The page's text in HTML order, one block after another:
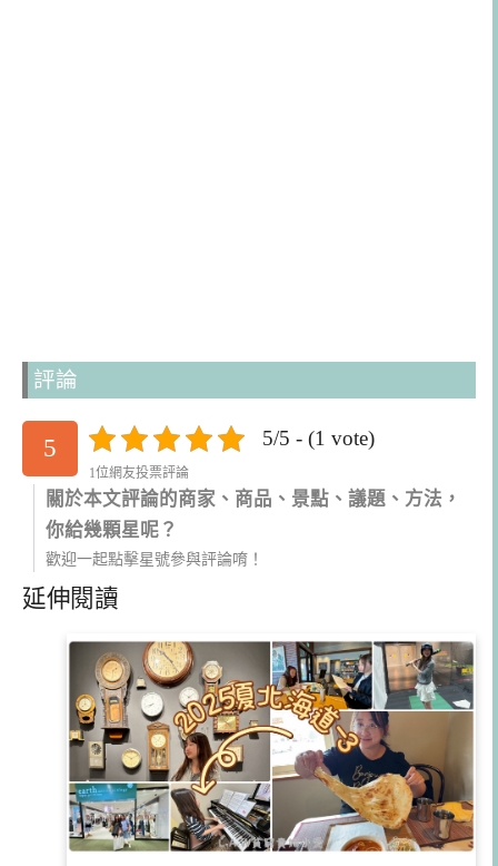
評論
5 5/5 - (1 vote)
1位網友投票評論
關於本文評論的商家、商品、景點、議題、方法，
你給幾顆星呢？
歡迎一起點擊星號參與評論唷！
延伸閱讀